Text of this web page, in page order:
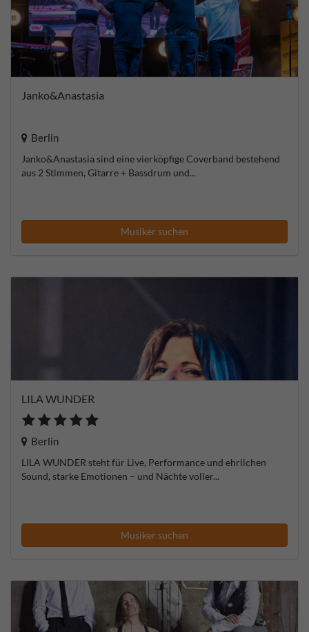
Janko&Anastasia
Berlin
Janko&Anastasia sind eine vierköpfige Coverband bestehend
aus 2 Stimmen, Gitarre + Bassdrum und...
Musiker suchen
LILA WUNDER
Berlin
LILA WUNDER steht für Live, Performance und ehrlichen
Sound, starke Emotionen – und Nächte voller...
Musiker suchen